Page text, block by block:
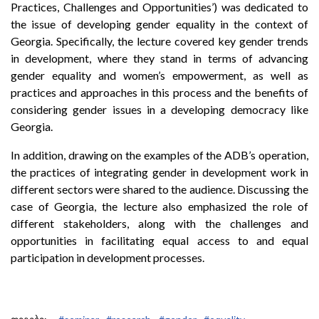
Practices, Challenges and Opportunities’) was dedicated to
the issue of developing gender equality in the context of
Georgia. Specifically, the lecture covered key gender trends
in development, where they stand in terms of advancing
gender equality and women’s empowerment, as well as
practices and approaches in this process and the benefits of
considering gender issues in a developing democracy like
Georgia.
In addition, drawing on the examples of the ADB’s operation,
the practices of integrating gender in development work in
different sectors were shared to the audience. Discussing the
case of Georgia, the lecture also emphasized the role of
different stakeholders, along with the challenges and
opportunities in facilitating equal access to and equal
participation in development processes.